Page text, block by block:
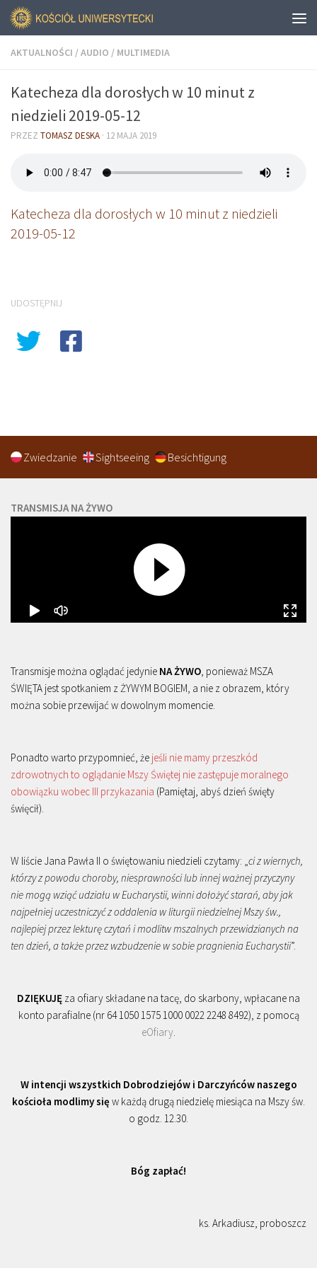
AKTUALNOŚCI /AUDIO / MULTIMEDIA
Katecheza dla dorosłych w 10 minut z
niedzieli 2019-05-12
PRZEZ TOMASZ DESKA · 12 MAJA 2019
Katecheza dla dorosłych w 10 minut z niedzieli
2019-05-12
UDOSTĘPNIJ
Zwiedzanie Sightseeing Besichtigung
TRANSMISJA NA ŻYWO
Transmisje można oglądać jedynie NA ŻYWO, ponieważ MSZA
ŚWIĘTA jest spotkaniem z ŻYWYM BOGIEM, a nie z obrazem, który
można sobie przewijać w dowolnym momencie.
Ponadto warto przypomnieć, że jeśli nie mamy przeszkód
zdrowotnych to oglądanie Mszy Świętej nie zastępuje moralnego
obowiązku wobec III przykazania (Pamiętaj, abyś dzień święty
święcił).
W liście Jana Pawła II o świętowaniu niedzieli czytamy: „ci z wiernych,
którzy z powodu choroby, niesprawności lub innej ważnej przyczyny
nie mogą wziąć udziału w Eucharystii, winni dołożyć starań, aby jak
najpełniej uczestniczyć z oddalenia w liturgii niedzielnej Mszy św.,
najlepiej przez lekturę czytań i modlitw mszalnych przewidzianych na
ten dzień, a także przez wzbudzenie w sobie pragnienia Eucharystii”.
DZIĘKUJĘ za ofiary składane na tacę, do skarbony, wpłacane na
konto parafialne (nr 64 1050 1575 1000 0022 2248 8492), z pomocą
eOfiary.
W intencji wszystkich Dobrodziejów i Darczyńców naszego
kościoła modlimy się w każdą drugą niedzielę miesiąca na Mszy św.
o godz. 12.30.
Bóg zapłać!
ks. Arkadiusz, proboszcz